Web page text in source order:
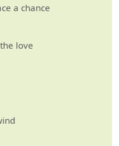
a chance
love